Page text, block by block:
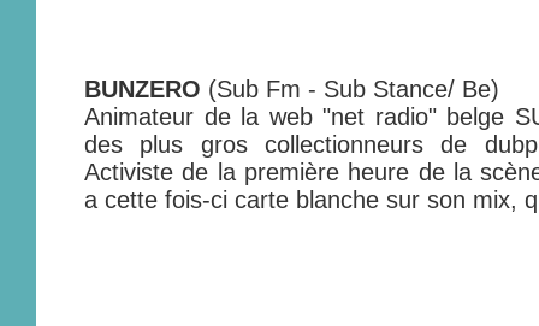
BUNZERO (Sub Fm - Sub Stance/ Be)
Animateur de la web "net radio" belge
des plus gros collectionneurs de
Activiste de la première heure de la
a cette fois-ci carte blanche sur son mix,